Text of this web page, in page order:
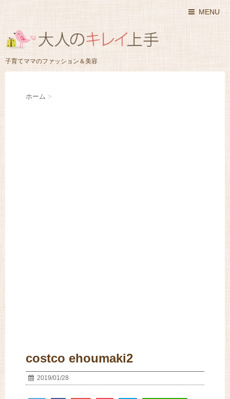
MENU
子育てママのファッション＆美容
ホーム >
costco ehoumaki2
2019/01/28